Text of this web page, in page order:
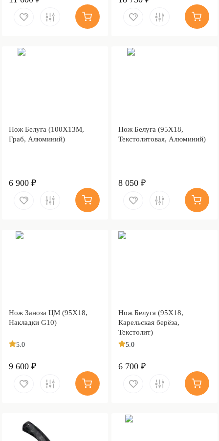
Нож Белуга (100Х13М,
Граб, Алюминий)
6 900 ₽
Нож Белуга (95Х18,
Текстолитовая, Алюминий)
8 050 ₽
Нож Заноза ЦМ (95Х18,
Накладки G10)
5.0
9 600 ₽
Нож Белуга (95Х18,
Карельская берёза,
Текстолит)
5.0
6 700 ₽